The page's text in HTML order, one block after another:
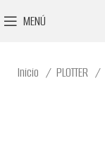
MENÚ
Inicio PLOTTER